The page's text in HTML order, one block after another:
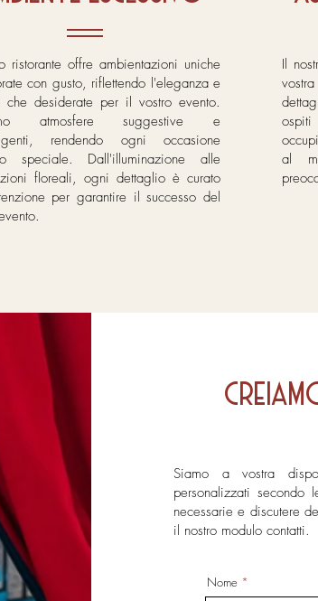
ristorante offre ambientazioni uniche
con gusto, riflettendo l'eleganza e
che desiderate per il vostro evento.
atmosfere suggestive e
rendendo ogni occasione
speciale. Dall'illuminazione alle
floreali, ogni dettaglio è curato
per garantire il successo del
Il
al
Siamo a vostra
personalizzati secondo
necessarie e discutere
il nostro modulo contatti.
Nome